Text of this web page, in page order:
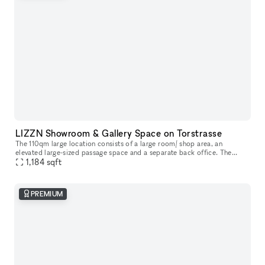
LIZZN Showroom & Gallery Space on Torstrasse
The 110qm large location consists of a large room/ shop area, an
elevated large-sized passage space and a separate back office. The
renting price depends on the m2 you will need for your presentation
1,184 sqft
PREMIUM